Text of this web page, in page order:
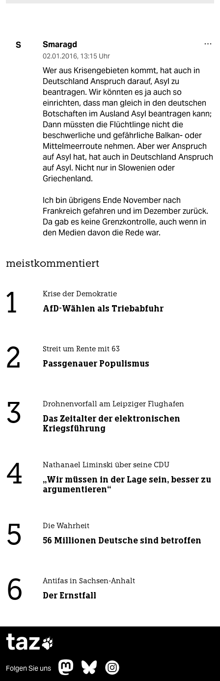
S Smaragd
02.01.2016, 13:15 Uhr
Wer aus Krisengebieten kommt, hat auch in
Deutschland Anspruch darauf, Asyl zu
beantragen. Wir könnten es ja auch so
einrichten, dass man gleich in den deutschen
Botschaften im Ausland Asyl beantragen kann;
Dann müssten die Flüchtlinge nicht die
beschwerliche und gefährliche Balkan- oder
Mittelmeerroute nehmen. Aber wer Anspruch
auf Asyl hat, hat auch in Deutschland Anspruch
auf Asyl. Nicht nur in Slowenien oder
Griechenland.
Ich bin übrigens Ende November nach
Frankreich gefahren und im Dezember zurück.
Da gab es keine Grenzkontrolle, auch wenn in
den Medien davon die Rede war.
meistkommentiert
1 Krise der Demokratie
AfD-Wählen als Triebabfuhr
2 Streit um Rente mit 63
Passgenauer Populismus
3 Drohnenvorfall am Leipziger Flughafen
Das Zeitalter der elektronischen
Kriegsführung
4 Nathanael Liminski über seine CDU
„Wir müssen in der Lage sein, besser zu
argumentieren“
5 Die Wahrheit
56 Millionen Deutsche sind betroffen
6 Antifas in Sachsen-Anhalt
Der Ernstfall
taz
Folgen Sie uns